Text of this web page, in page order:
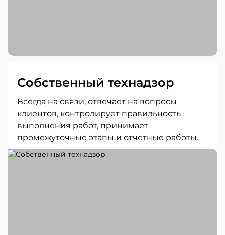
Собственный технадзор
Всегда на связи, отвечает на вопросы
клиентов, контролирует правильность
выполнения работ, принимает
промежуточные этапы и отчетные работы.